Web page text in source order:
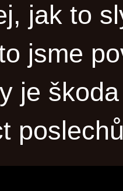
jak to
jsme
je